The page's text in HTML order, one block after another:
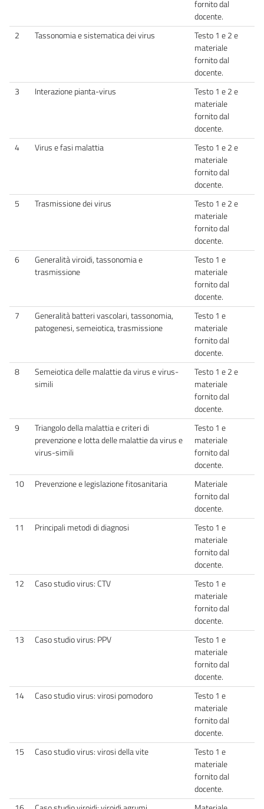
fornito dal
docente.
2
Tassonomia e sistematica dei virus
Testo 1 e 2 e
materiale
fornito dal
docente.
3
Interazione pianta-virus
Testo 1 e 2 e
materiale
fornito dal
docente.
4
Virus e fasi malattia
Testo 1 e 2 e
materiale
fornito dal
docente.
5
Trasmissione dei virus
Testo 1 e 2 e
materiale
fornito dal
docente.
6
Generalità viroidi, tassonomia e
trasmissione
Testo 1 e
materiale
fornito dal
docente.
7
Generalità batteri vascolari, tassonomia,
patogenesi, semeiotica, trasmissione
Testo 1 e
materiale
fornito dal
docente.
8
Semeiotica delle malattie da virus e virus-
simili
Testo 1 e 2 e
materiale
fornito dal
docente.
9
Triangolo della malattia e criteri di
prevenzione e lotta delle malattie da virus e
virus-simili
Testo 1 e
materiale
fornito dal
docente.
10
Prevenzione e legislazione fitosanitaria
Materiale
fornito dal
docente.
11
Principali metodi di diagnosi
Testo 1 e
materiale
fornito dal
docente.
12
Caso studio virus: CTV
Testo 1 e
materiale
fornito dal
docente.
13
Caso studio virus: PPV
Testo 1 e
materiale
fornito dal
docente.
14
Caso studio virus: virosi pomodoro
Testo 1 e
materiale
fornito dal
docente.
15
Caso studio virus: virosi della vite
Testo 1 e
materiale
fornito dal
docente.